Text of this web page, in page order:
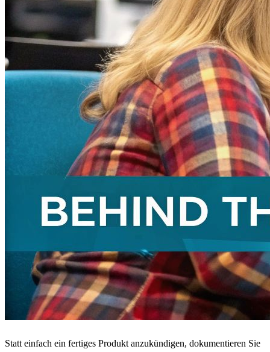
Statt einfach ein fertiges Produkt anzukündigen, dokumentieren Sie